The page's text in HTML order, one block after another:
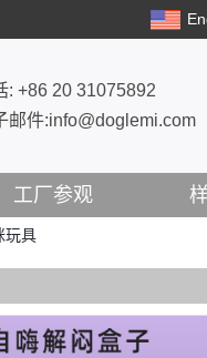
: +86 20 31075892
邮件:info@doglemi.com
工厂参观
玩具